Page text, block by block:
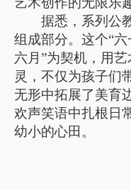
据悉，系列公
组成部分。这个“
六月”为契机，用
灵，不仅为孩子们
无形中拓展了美育
欢声笑语中扎根日
幼小的心田。